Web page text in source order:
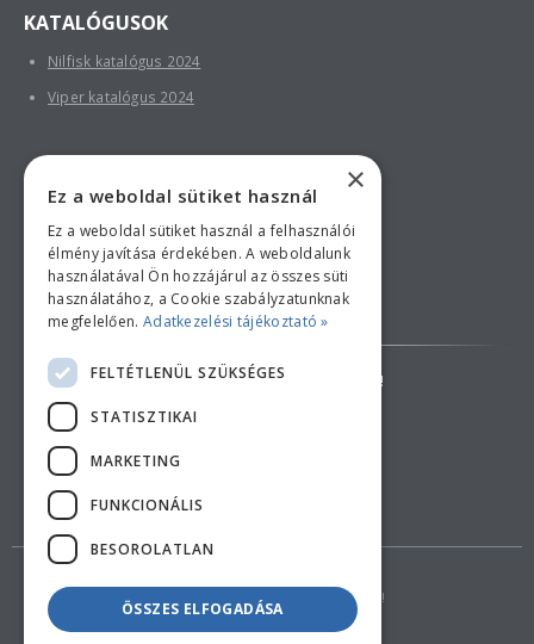
KATALÓGUSOK
Nilfisk katalógus 2024
Viper katalógus 2024
Bankkártyás fizetési tájékoztató
AZ ÁRAK TÁJÉKOZTATÓ JELLEGŰEK!
Copyright © 2018 feherduna.hu - Minden jog fenntartva!
×
Ez a weboldal sütiket használ
Ez a weboldal sütiket használ a felhasználói
élmény javítása érdekében. A weboldalunk
használatával Ön hozzájárul az összes süti
használatához, a Cookie szabályzatunknak
megfelelően. Adatkezelési tájékoztató »
FELTÉTLENÜL SZÜKSÉGES
STATISZTIKAI
MARKETING
FUNKCIONÁLIS
BESOROLATLAN
ÖSSZES ELFOGADÁSA